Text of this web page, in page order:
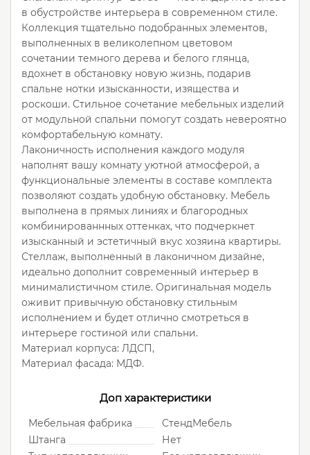
в обустройстве интерьера в современном стиле.
Коллекция тщательно подобранных элементов,
выполненных в великолепном цветовом
сочетании темного дерева и белого глянца,
вдохнет в обстановку новую жизнь, подарив
спальне нотки изысканности, изящества и
роскоши. Стильное сочетание мебельных изделий
от модульной спальни помогут создать невероятно
комфортабельную комнату.
Лаконичность исполнения каждого модуля
наполнят вашу комнату уютной атмосферой, а
функциональные элементы в составе комплекта
позволяют создать удобную обстановку. Мебель
выполнена в прямых линиях и благородных
комбинированнных оттенках, что подчеркнет
изысканный и эстетичный вкус хозяина квартиры.
Стеллаж, выполненный в лаконичном дизайне,
идеально дополнит современный интерьер в
минималистичном стиле. Оригинальная модель
оживит привычную обстановку стильным
исполнением и будет отлично смотреться в
интерьере гостиной или спальни.
Материал корпуса: ЛДСП,
Материал фасада: МДФ.
Доп характеристики
Мебельная фабрика
СтендМебель
Штанга
Нет